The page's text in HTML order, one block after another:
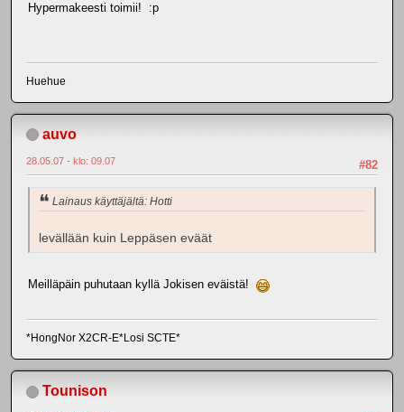
Hypermakeesti toimii! :p
Huehue
auvo
#82
28.05.07 - klo: 09.07
Lainaus käyttäjältä: Hotti
levällään kuin Leppäsen eväät
Meilläpäin puhutaan kyllä Jokisen eväistä!
*HongNor X2CR-E*Losi SCTE*
Tounison